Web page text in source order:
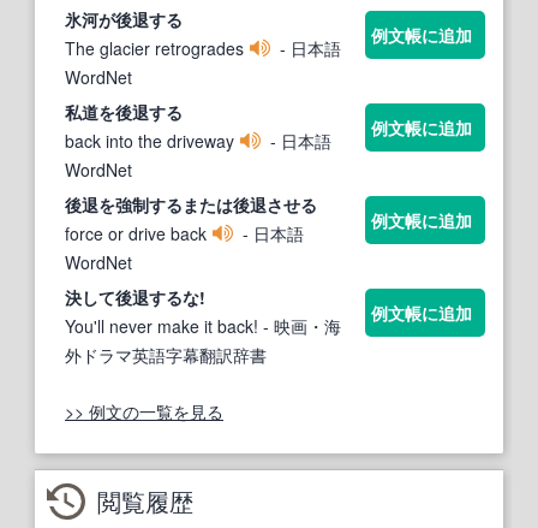
氷河が後退する
The glacier retrogrades
- 日本語
WordNet
例文帳に追加
私道を後退する
back into the driveway
- 日本語
WordNet
例文帳に追加
後退を強制する または後退させる
force or drive back
- 日本語
WordNet
例文帳に追加
決して後退するな!
You'll never make it back! - 映画・海
外ドラマ英語字幕翻訳辞書
例文帳に追加
>> 例文の一覧を見る
閲覧履歴